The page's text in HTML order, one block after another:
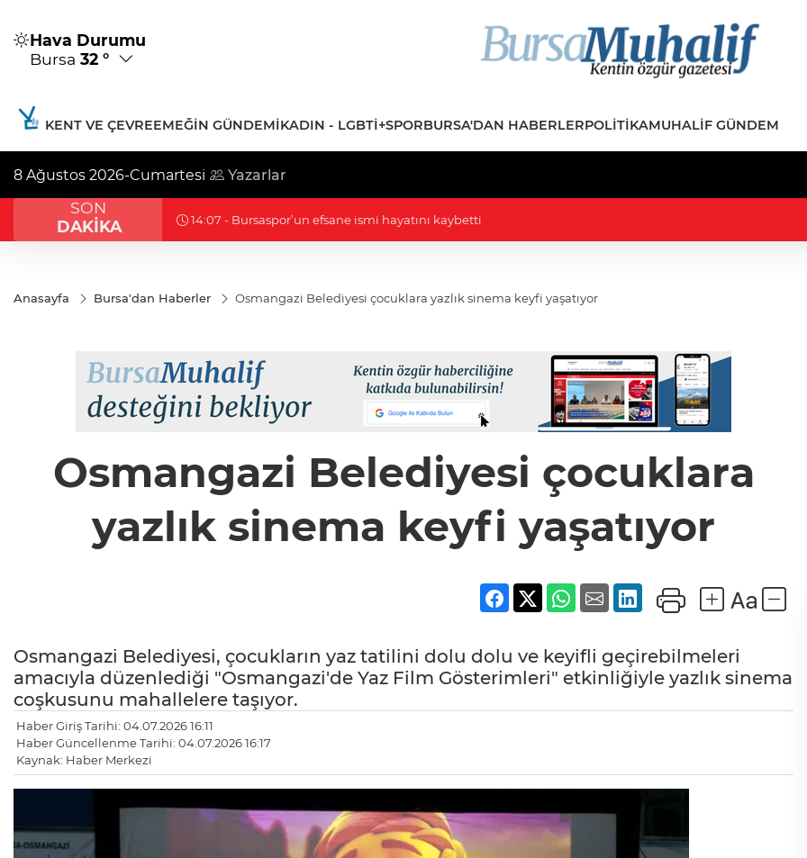
Hava Durumu
Bursa 32 °
KENT VE ÇEVREEMEĞIN GÜNDEMIKADIN - LGBTİ+SPORBURSA'DAN HABERLERPOLITIKAMUHALIF GÜNDEM
8 Ağustos 2026-Cumartesi Yazarlar
SON
DAKİKA
12:45 - Çerçeve yasa görüşmesinde 'pislik' kavgası: MHP'li vekil İYİP'li vekilin üzerine yürüdü
Anasayfa Bursa'dan Haberler Osmangazi Belediyesi çocuklara yazlık sinema keyfi yaşatıyor
Osmangazi Belediyesi çocuklara
yazlık sinema keyfi yaşatıyor
Osmangazi Belediyesi, çocukların yaz tatilini dolu dolu ve keyifli geçirebilmeleri
amacıyla düzenlediği "Osmangazi'de Yaz Film Gösterimleri" etkinliğiyle yazlık sinema
coşkusunu mahallelere taşıyor.
Haber Giriş Tarihi: 04.07.2026 16:11
Haber Güncellenme Tarihi: 04.07.2026 16:17
Kaynak: Haber Merkezi